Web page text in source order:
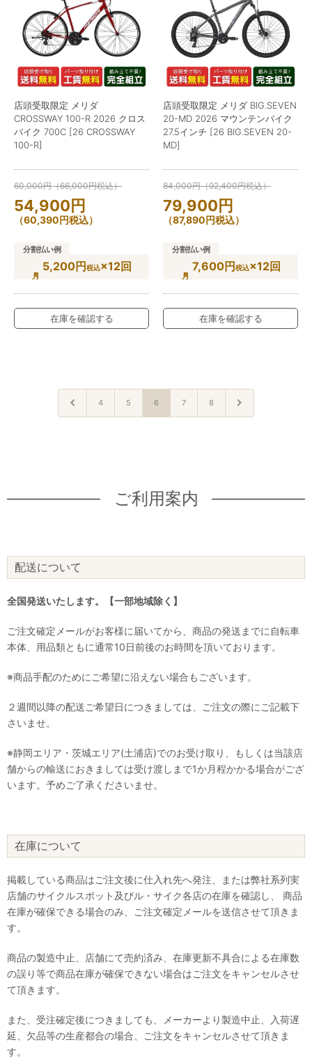
店頭受取限定 メリダ
CROSSWAY 100-R 2026 クロス
バイク 700C [26 CROSSWAY
100-R]
60,000円（66,000円税込）
54,900円
（60,390円税込）
分割払い例
5,200円税込×12回
在庫を確認する
店頭受取限定 メリダ BIG.SEVEN
20-MD 2026 マウンテンバイク
27.5インチ [26 BIG.SEVEN 20-
MD]
84,000円（92,400円税込）
79,900円
（87,890円税込）
分割払い例
7,600円税込×12回
在庫を確認する
4 5 6 7 8
ご利用案内
配送について
全国発送いたします。【一部地域除く】
ご注文確定メールがお客様に届いてから、商品の発送までに自転車
本体、用品類ともに通常10日前後のお時間を頂いております。
※商品手配のためにご希望に沿えない場合もございます。
２週間以降の配送ご希望日につきましては、ご注文の際にご記載下
さいませ。
※静岡エリア・茨城エリア(土浦店)でのお受け取り、もしくは当該店
舗からの輸送におきましては受け渡しまで1か月程かかる場合がござ
います。予めご了承くださいませ。
在庫について
掲載している商品はご注文後に仕入れ先へ発注、または弊社系列実
店舗のサイクルスポット及びル・サイク各店の在庫を確認し、 商品
在庫が確保できる場合のみ、ご注文確定メールを送信させて頂きま
す。
商品の製造中止、店舗にて売約済み、在庫更新不具合による在庫数
の誤り等で商品在庫が確保できない場合はご注文をキャンセルさせ
て頂きます。
また、受注確定後につきましても、メーカーより製造中止、入荷遅
延、欠品等の生産都合の場合、ご注文をキャンセルさせて頂きま
す。